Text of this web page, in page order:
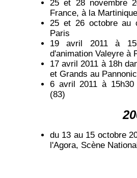
25 et 28 novembre
France, à la Martinique
25 et 26 octobre au
Paris
19 avril 2011 à
d'animation Valeyre à
17 avril 2011 à 18h
et Grands au
6 avril 2011 à
(83)
du 13 au 15 octobre
l'Agora, Scène